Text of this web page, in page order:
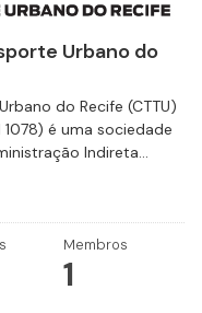
Urbano do
do Recife (CTTU)
é uma sociedade
Indireta...
Membros
1